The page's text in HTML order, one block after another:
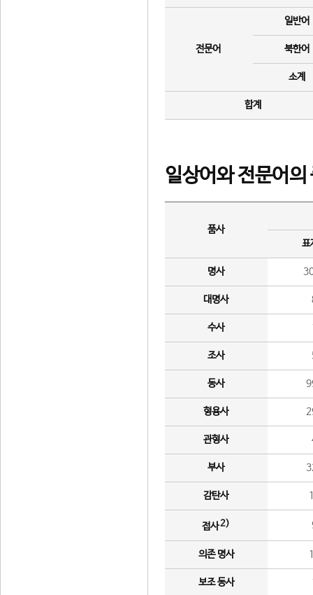
전문어
일반어
북한어
소계
합계
일상어와 전문어의
품사
표
명사
대명사
수사
조사
동사
형용사
관형사
부사
감탄사
접사2)
의존 명사
보조 동사